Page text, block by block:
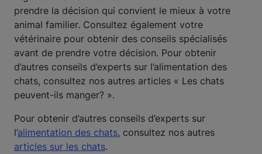
prendre la décision qui convient le mieux à votre
animal familier. Consultez également votre
vétérinaire pour obtenir des conseils spécialisés
avant de prendre votre décision. Pour obtenir
d’autres conseils d’experts sur l’alimentation des
chats, consultez nos autres articles « Les chats
peuvent-ils manger? ».
Pour obtenir d’autres conseils d’experts sur
l’alimentation des chats, consultez nos autres
articles sur les chats.